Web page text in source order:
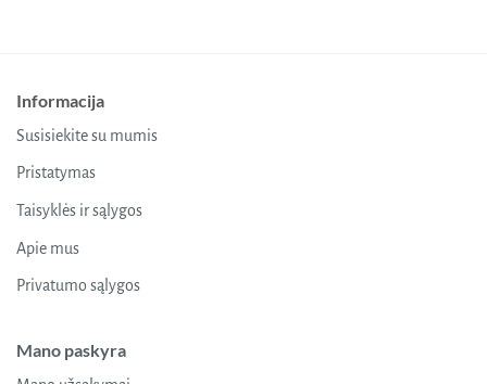
Informacija
Susisiekite su mumis
Pristatymas
Taisyklės ir sąlygos
Apie mus
Privatumo sąlygos
Mano paskyra